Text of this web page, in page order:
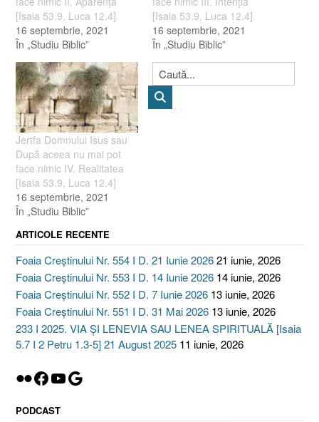
[Isaia 53.9, Luca 12.4]
16 septembrie, 2021
În „Studiu Biblic”
[Isaia 53.9, Luca 12.4]
16 septembrie, 2021
În „Studiu Biblic”
Jertfa Domnului Isus sau
După aceea nu mai pot
face nimic IV. Realitatea
[Isaia 53.9, Luca 12.4]
16 septembrie, 2021
În „Studiu Biblic”
ARTICOLE RECENTE
Foaia Creștinului Nr. 554 I D. 21 Iunie 202621 iunie, 2026
Foaia Creștinului Nr. 553 I D. 14 Iunie 2026 14 iunie, 2026
Foaia Creștinului Nr. 552 I D. 7 Iunie 2026 13 iunie, 2026
Foaia Creștinului Nr. 551 I D. 31 Mai 2026 13 iunie, 2026
233 I 2025. VIA ȘI LENEVIA SAU LENEA SPIRITUALĂ [Isaia
5.7 I 2 Petru 1.3-5] 21 August 2025 11 iunie, 2026
Flickr
Facebook
YouTube
Google
PODCAST